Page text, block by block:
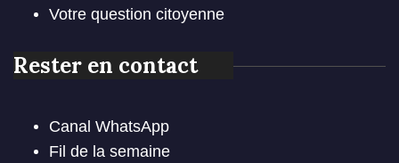
Votre question citoyenne
Rester en contact
Canal WhatsApp
Fil de la semaine